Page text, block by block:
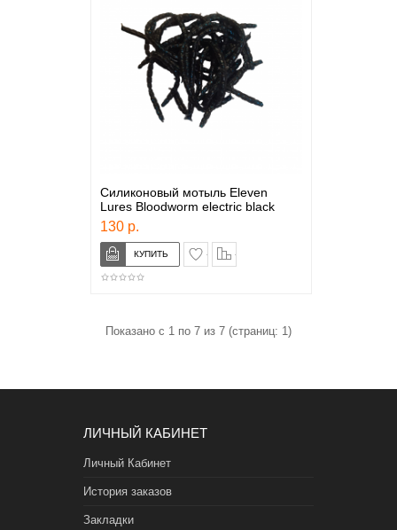
Силиконовый мотыль Eleven
Lures Bloodworm electric black
130 р.
в закладки
Показано с 1 по 7 из 7 (страниц: 1)
ЛИЧНЫЙ КАБИНЕТ
Личный Кабинет
История заказов
Закладки